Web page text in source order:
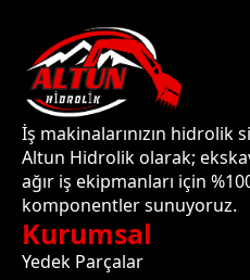
İş makinalarınızın hidrolik
Altun Hidrolik olarak;
ağır iş ekipmanları için
komponentler sunuyoruz.
Kurumsal
Yedek Parçalar